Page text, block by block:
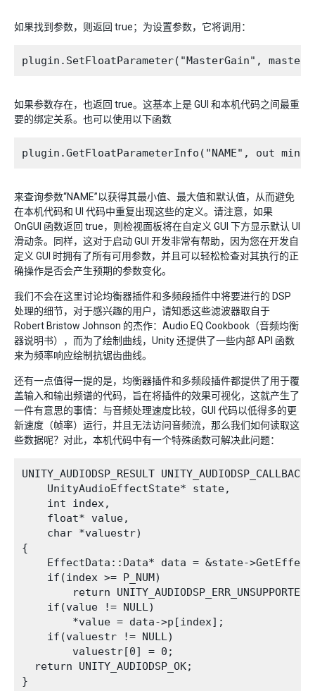
如果找到参数，则返回 true；为设置参数，它将调用：
如果参数存在，也返回 true。这基本上是 GUI 和本机代码之间最重
要的绑定关系。也可以使用以下函数
来查询参数“NAME”以获得其最小值、最大值和默认值，从而避免
在本机代码和 UI 代码中重复出现这些的定义。请注意，如果
OnGUI 函数返回 true，则检视面板将在自定义 GUI 下方显示默认 UI
滑动条。同样，这对于启动 GUI 开发非常有帮助，因为您在开发自
定义 GUI 时拥有了所有可用参数，并且可以轻松检查对其执行的正
确操作是否会产生预期的参数变化。
我们不会在这里讨论均衡器插件和多频段插件中将要进行的 DSP
处理的细节，对于感兴趣的用户，请知悉这些滤波器取自于
Robert Bristow Johnson 的杰作：Audio EQ Cookbook（音频均衡
器说明书），而为了绘制曲线，Unity 还提供了一些内部 API 函数
来为频率响应绘制抗锯齿曲线。
还有一点值得一提的是，均衡器插件和多频段插件都提供了用于覆
盖输入和输出频谱的代码，旨在将插件的效果可视化，这就产生了
一件有意思的事情：与音频处理速度比较，GUI 代码以低得多的更
新速度（帧率）运行，并且无法访问音频流，那么我们如何读取这
些数据呢？对此，本机代码中有一个特殊函数可解决此问题：
UNITY_AUDIODSP_RESULT
    UnityAudioEffectState* state,
    int index,
    float* value,
    char *valuestr)
{
EffectData::Data* data = &state-
    if(index >= P_NUM)
        return UNITY_AUDIODSP_ERR_UNSUPPORTED;
    if(value != NULL)
        *value = data->p[index];
    if(valuestr != NULL)
        valuestr[0] = 0;
  return UNITY_AUDIODSP_OK;